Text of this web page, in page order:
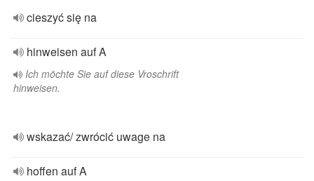
cieszyć się na
hinweisen auf A
Ich möchte Sie auf diese Vroschrift
hinweisen.
wskazać/ zwrócić uwage na
hoffen auf A